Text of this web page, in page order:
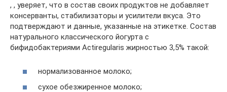
, , уверяет, что в состав своих продуктов не добавляет
консерванты, стабилизаторы и усилители вкуса. Это
подтверждают и данные, указанные на этикетке. Состав
натурального классического йогурта с
бифидобактериями Actiregularis жирностью 3,5% такой:
нормализованное молоко;
сухое обезжиренное молоко;